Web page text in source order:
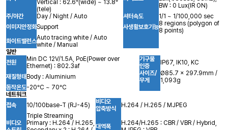
Vertical : 62.6°(wide) ~ 13.8°
(tele)
BW : 0 Lux(IR ON)
주/야간
Day / Night / Auto 셔터속도
1/1 ~ 1/100,000 sec
이미지안정화Support 사생활보호기능8 regions (polygon of
8 points)
화이트밸런스Auto tracing white / Auto
white / Manual
일반
전원
Min DC 12V/1.5A, PoE(Power over
Ethernet) : 802.3af
기구물
인증
IP67, IK10, KC
재질형태 Body : Aluminium
사이즈/
무게
Ø85.7 x 297.9mm /
1,093g
동작온도-20°C ~ 70°C
네트워크
접속
10/100base-T (RJ-45)
비디오
압축방식
H.264 / H.265 / MJPEG
비디오
Triple Streaming
Primary : H.264 / H.265, 대역폭
H.264/H.265 : CBR / VBR / Hybrid,